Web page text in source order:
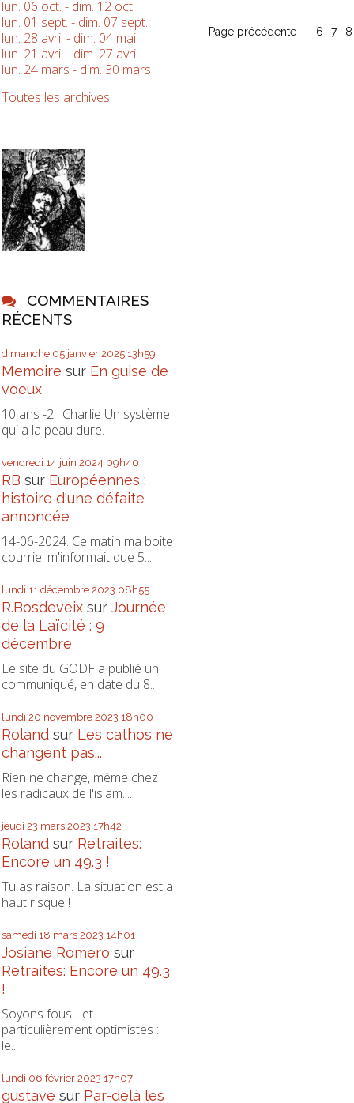
lun. 06 oct. - dim. 12 oct.
lun. 01 sept. - dim. 07 sept.
lun. 28 avril - dim. 04 mai
lun. 21 avril - dim. 27 avril
lun. 24 mars - dim. 30 mars
Toutes les archives
COMMENTAIRES
RÉCENTS
dimanche 05 janvier 2025 13h59
Memoire sur En guise de
voeux
10 ans -2 : Charlie Un système
qui a la peau dure.
vendredi 14 juin 2024 09h40
RB sur Européennes :
histoire d'une défaite
annoncée
14-06-2024. Ce matin ma boite
courriel m'informait que 5...
lundi 11 décembre 2023 08h55
R.Bosdeveix sur Journée
de la Laïcité : 9
décembre
Le site du GODF a publié un
communiqué, en date du 8...
lundi 20 novembre 2023 18h00
Roland sur Les cathos ne
changent pas...
Rien ne change, même chez
les radicaux de l'islam....
jeudi 23 mars 2023 17h42
Roland sur Retraites:
Encore un 49.3 !
Tu as raison. La situation est a
haut risque !
samedi 18 mars 2023 14h01
Josiane Romero sur
Retraites: Encore un 49.3
!
Soyons fous... et
particulièrement optimistes :
le...
lundi 06 février 2023 17h07
gustave sur Par-delà les
Page précédente 6 7 8